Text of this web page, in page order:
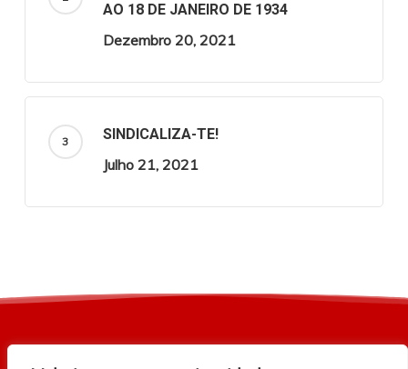
AO 18 DE JANEIRO DE 1934
Dezembro 20, 2021
SINDICALIZA-TE!
Julho 21, 2021